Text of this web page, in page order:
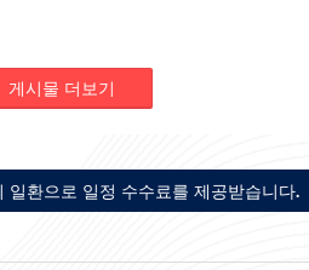
게시물 더보기
환으로 일정 수수료를 제공받습니다.